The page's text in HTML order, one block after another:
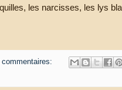
les narcisses, les lys
commentaires: